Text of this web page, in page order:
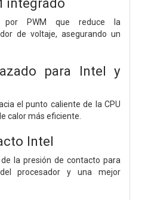
por PWM que reduce la
de voltaje, asegurando un
para Intel y
el punto caliente de la CPU
calor más eficiente.
Intel
la presión de contacto para
procesador y una mejor